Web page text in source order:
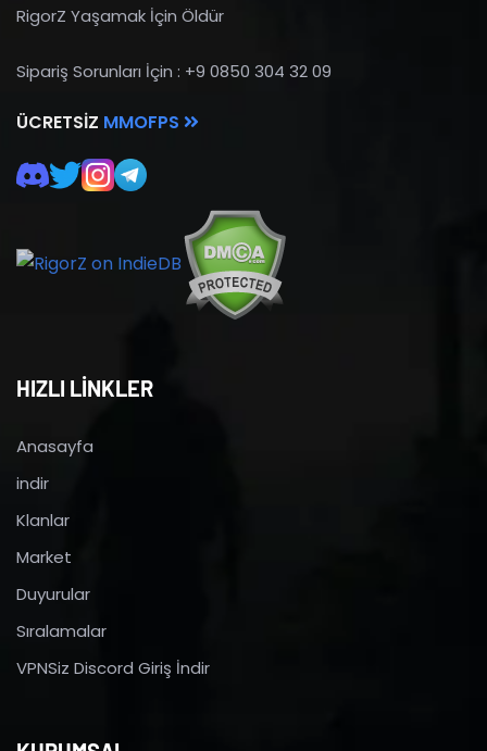
RigorZ Yaşamak İçin Öldür
Sipariş Sorunları İçin : +9 0850 304 32 09
ÜCRETSIZ MMOFPS
HIZLI LİNKLER
Anasayfa
indir
Klanlar
Market
Duyurular
Sıralamalar
VPNSiz Discord Giriş İndir